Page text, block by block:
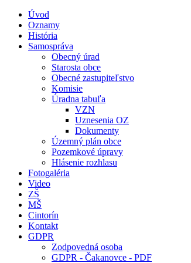
Úvod
Oznamy
História
Samospráva
Obecný úrad
Starosta obce
Obecné zastupiteľstvo
Komisie
Úradna tabuľa
VZN
Uznesenia OZ
Dokumenty
Územný plán obce
Pozemkové úpravy
Hlásenie rozhlasu
Fotogaléria
Video
ZŠ
MŠ
Cintorín
Kontakt
GDPR
Zodpovedná osoba
GDPR - Čakanovce - PDF